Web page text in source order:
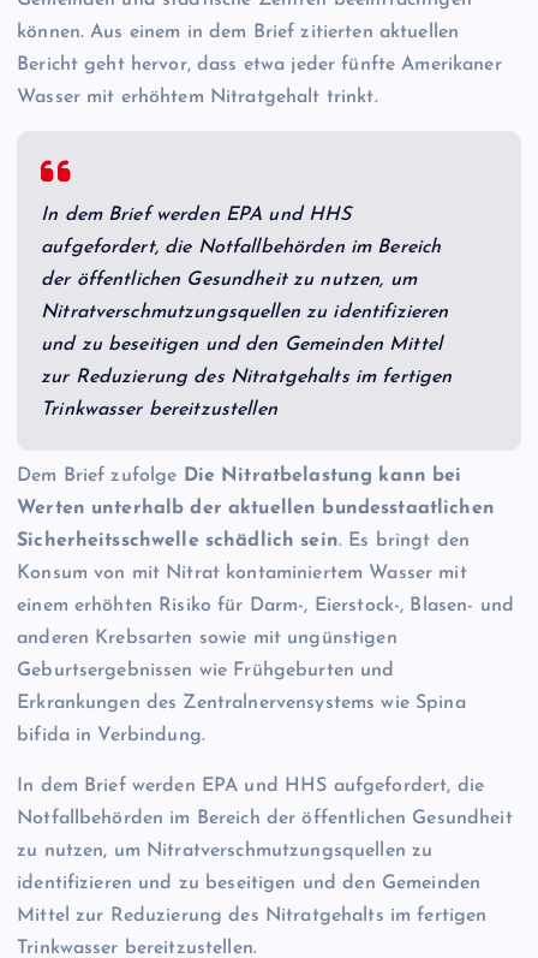
können. Aus einem in dem Brief zitierten aktuellen
Bericht geht hervor, dass etwa jeder fünfte Amerikaner
Wasser mit erhöhtem Nitratgehalt trinkt.
In dem Brief werden EPA und HHS
aufgefordert, die Notfallbehörden im Bereich
der öffentlichen Gesundheit zu nutzen, um
Nitratverschmutzungsquellen zu identifizieren
und zu beseitigen und den Gemeinden Mittel
zur Reduzierung des Nitratgehalts im fertigen
Trinkwasser bereitzustellen
Dem Brief zufolge Die Nitratbelastung kann bei
Werten unterhalb der aktuellen bundesstaatlichen
Sicherheitsschwelle schädlich sein. Es bringt den
Konsum von mit Nitrat kontaminiertem Wasser mit
einem erhöhten Risiko für Darm-, Eierstock-, Blasen- und
anderen Krebsarten sowie mit ungünstigen
Geburtsergebnissen wie Frühgeburten und
Erkrankungen des Zentralnervensystems wie Spina
bifida in Verbindung.
In dem Brief werden EPA und HHS aufgefordert, die
Notfallbehörden im Bereich der öffentlichen Gesundheit
zu nutzen, um Nitratverschmutzungsquellen zu
identifizieren und zu beseitigen und den Gemeinden
Mittel zur Reduzierung des Nitratgehalts im fertigen
Trinkwasser bereitzustellen.